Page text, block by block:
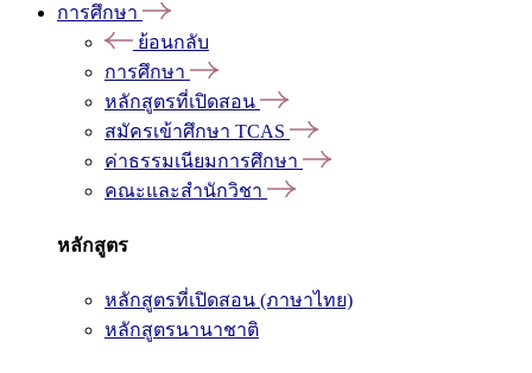
การศึกษา
ย้อนกลับ
การศึกษา
หลักสูตรที่เปิดสอน
สมัครเข้าศึกษา TCAS
ค่าธรรมเนียมการศึกษา
คณะและสำนักวิชา
หลักสูตร
หลักสูตรที่เปิดสอน (ภาษาไทย)
หลักสูตรนานาชาติ